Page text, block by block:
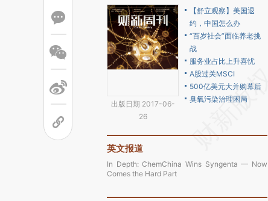
出版日期 2017-06-
26
【舒立观察】美国退
约，中国怎么办
“百岁社会”面临养老挑
战
服务业占比上升喜忧
A股过关MSCI
500亿美元大并购幕后
臭氧污染治理困局
英文报道
In Depth: ChemChina Wins Syngenta — Now
Comes the Hard Part